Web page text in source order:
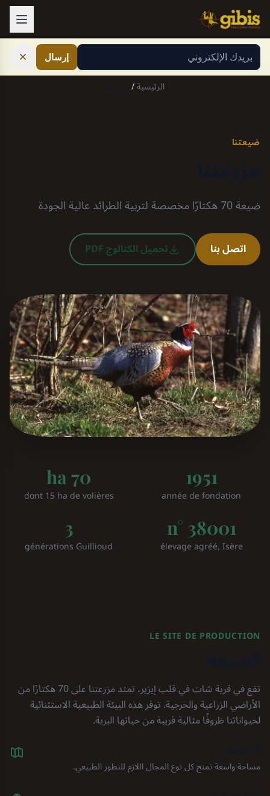
Skip to content
View this page in English
× إرسال
الرئيسية/
ضيعتنا
ضيعة 70 هكتارًا مخصصة لتربية الطرائد عالية الجودة
اتصل بنا تحميل الكتالوج PDF
1951
année de fondation
70 ha
dont 15 ha de volières
n° 38001
élevage agréé, Isère
3
générations Guillioud
LE SITE DE PRODUCTION
تقع في قرية شات في قلب إيزير، تمتد مزرعتنا على 70 هكتارًا من
الأراضي الزراعية والحرجية. توفر هذه البيئة الطبيعية الاستثنائية
لحيواناتنا ظروفًا مثالية قريبة من حياتها البرية.
مساحة واسعة تمنح كل نوع المجال اللازم للتطور الطبيعي.